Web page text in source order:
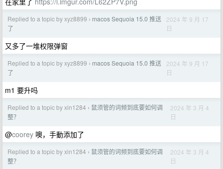
Replied to a topic by xyz8899 › macos Sequoia 15.0 推送
了
2024 年 9 月 17
日
又多了一堆权限弹窗
Replied to a topic by xyz8899 › macos Sequoia 15.0 推送
了
2024 年 9 月 17
日
m1 要升吗
Replied to a topic by xin1284 › 鼠须管的词频到底要如何调
整？
2024 年 3 月 4
日
@coorey 噢，手動添加了
Replied to a topic by xin1284 › 鼠须管的词频到底要如何调
整？
2024 年 3 月 4
日